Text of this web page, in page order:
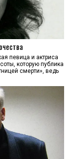
певица и актриса
которую публика
смерти», ведь